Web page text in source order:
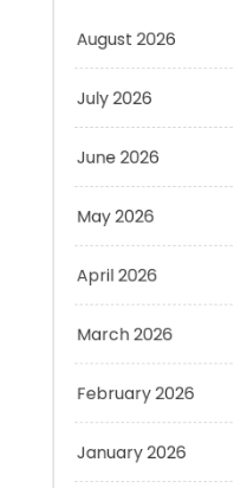
July 2026
June 2026
May 2026
April 2026